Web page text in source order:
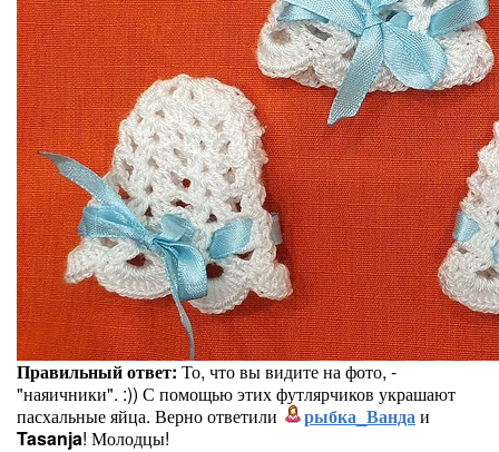
Правильный ответ: То, что вы видите на фото, -
"наяичники". :)) С помощью этих футлярчиков украшают
пасхальные яйца. Верно ответили
рыбка_Вандаи
Tasanja! Молодцы!